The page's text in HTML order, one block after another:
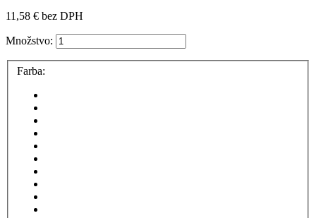
11,58 € bez DPH
Množstvo:
Farba: